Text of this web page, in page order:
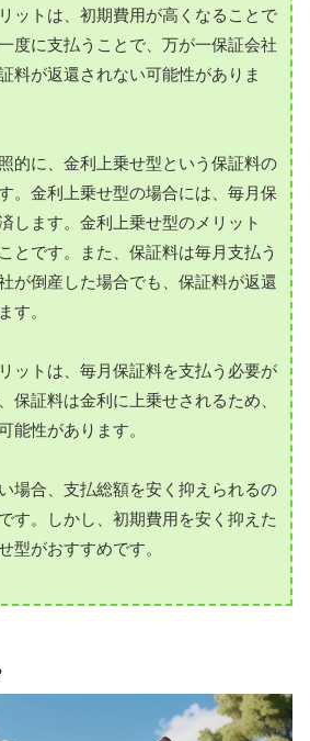
ットは、初期費用が高くなることで
度に支払うことで、万が一保証会社
料が返還されない可能性がありま
的に、金利上乗せ型という保証料の
。金利上乗せ型の場合には、毎月保
します。金利上乗せ型のメリット
とです。また、保証料は毎月支払う
が倒産した場合でも、保証料が返還
す。
ットは、毎月保証料を支払う必要が
保証料は金利に上乗せされるため、
能性があります。
場合、支払総額を安く抑えられるの
す。しかし、初期費用を安く抑えた
型がおすすめです。